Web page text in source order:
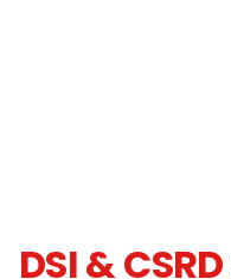
DSI & CSRD